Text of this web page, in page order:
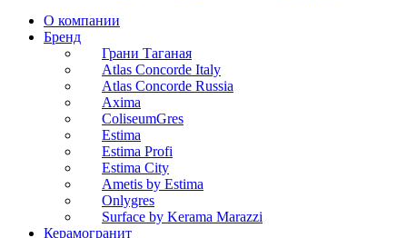
О компании
Бренд
Грани Таганая
Atlas Concorde Italy
Atlas Concorde Russia
Axima
ColiseumGres
Estima
Estima Profi
Estima City
Ametis by Estima
Onlygres
Surface by Kerama Marazzi
Керамогранит